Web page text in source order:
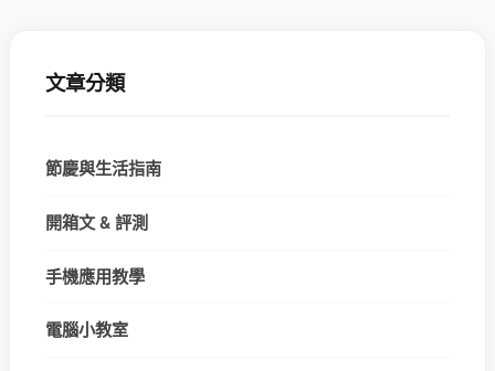
文章分類
節慶與生活指南
開箱文 & 評測
手機應用教學
電腦小教室